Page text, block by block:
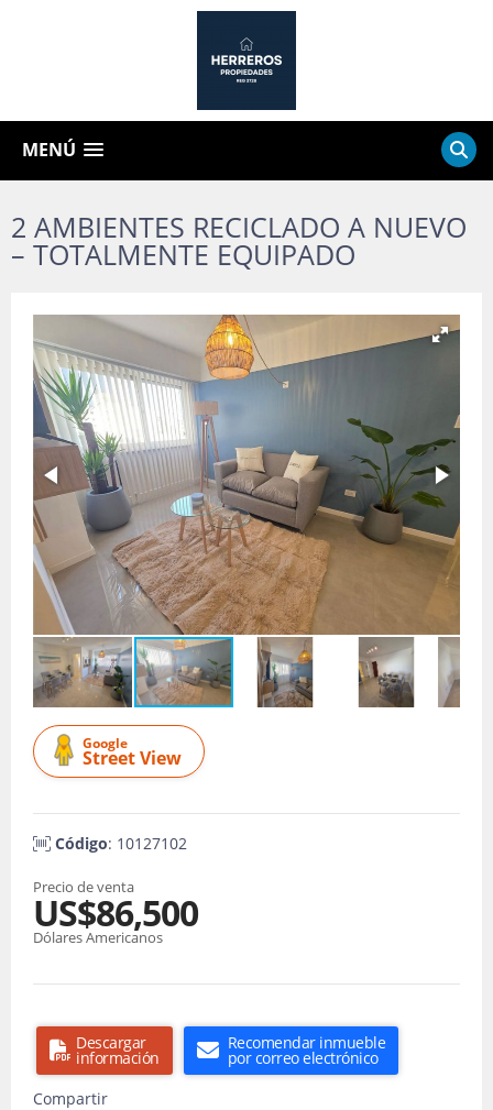
MENÚ
2 AMBIENTES RECICLADO A NUEVO
– TOTALMENTE EQUIPADO
Google
Street View
Código: 10127102
Precio de venta
US$86,500
Dólares Americanos
Descargar
información
Recomendar inmueble
por correo electrónico
Compartir